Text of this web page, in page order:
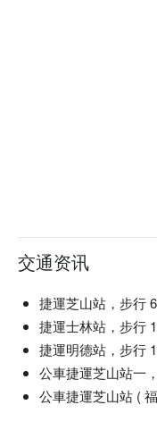
交通资讯
捷運芝山站，步行
捷運士林站，步行
捷運明德站，步行
公車捷運芝山站一
公車捷運芝山站 (